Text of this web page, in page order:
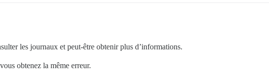
les journaux et peut-être obtenir plus d’informations.
obtenez la même erreur.